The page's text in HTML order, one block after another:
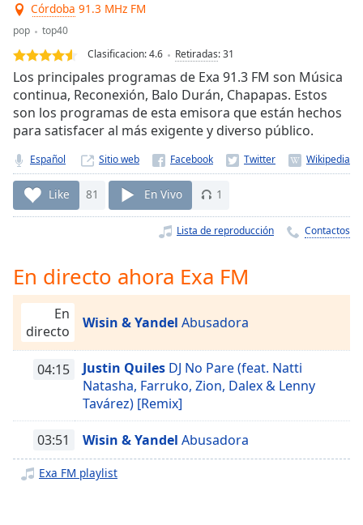
Duration-:-
Loaded:
0.00%
Stream
TypeLIVE
Seek to
currently
live LIVE
Remaining
Time-
Rate
Chapters
Descriptions
descriptions
off,
selected
Subtitles
Córdoba 91.3 MHz FM
pop
top40
Clasificacion:4.6 Retiradas:31
Los principales programas de Exa 91.3 FM son Música
continua, Reconexión, Balo Durán, Chapapas. Estos
son los programas de esta emisora que están hechos
para satisfacer al más exigente y diverso público.
Español Sitio web
Like 81 En Vivo 1
Lista de reproducción Contactos
En directo ahora Exa FM
En
directo
Wisin & Yandel Abusadora
04:15 Justin Quiles DJ No Pare (feat. Natti
Natasha, Farruko, Zion, Dalex & Lenny
Tavárez) [Remix]
03:51 Wisin & Yandel Abusadora
Exa FM playlist